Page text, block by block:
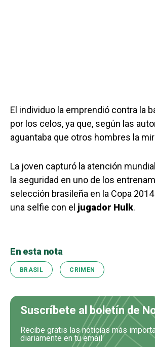
El individuo la emprendió contra la
por los celos, ya que, según las
aguantaba que otros hombres la
La joven capturó la atención
la seguridad en uno de los
selección brasileña en la Copa
una selfie con el jugador Hulk.
En esta nota
BRASIL CRIMEN
Suscríbete al boletín de
Recibe gratis las noticias más
diariamente en tu email